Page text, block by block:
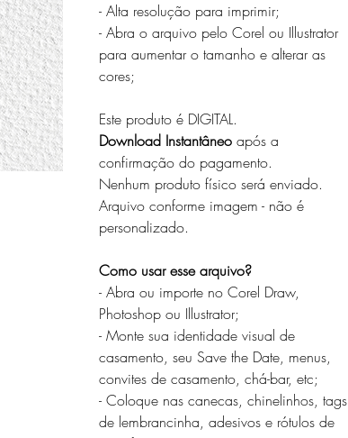
- Alta resolução para imprimir;
- Abra o arquivo pelo Corel ou Illustrator
para aumentar o tamanho e alterar as
cores;
Este produto é DIGITAL.
Download Instantâneo após a
confirmação do pagamento.
Nenhum produto físico será enviado.
Arquivo conforme imagem - não é
personalizado.
Como usar esse arquivo?
- Abra ou importe no Corel Draw,
Photoshop ou Illustrator;
- Monte sua identidade visual de
casamento, seu Save the Date, menus,
convites de casamento, chá-bar, etc;
- Coloque nas canecas, chinelinhos, tags
de lembrancinha, adesivos e rótulos de